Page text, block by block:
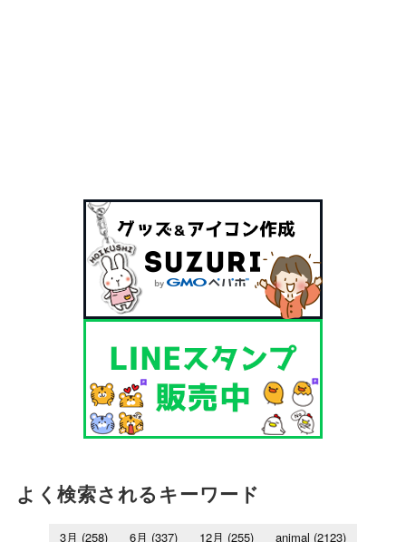
よく検索されるキーワード
3月 (258) 6月 (337) 12月 (255) animal (2123)